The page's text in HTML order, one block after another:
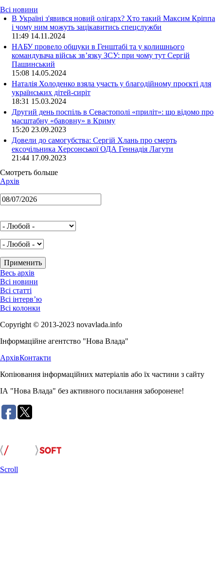
Всі новини
В Україні з'явився новий олігарх? Хто такий Максим Кріппа
і чому ним можуть зацікавитись спецслужби
11:49 14.11.2024
НАБУ провело обшуки в Генштабі та у колишнього
командувача військ зв’язку ЗСУ: при чому тут Сергій
Пашинський
15:08 14.05.2024
Наталія Холоденко взяла участь у благодійному проєкті для
українських дітей-сиріт
18:31 15.03.2024
Другий день поспіль в Севастополі «приліт»: що відомо про
масштабну «бавовну» в Криму
15:20 23.09.2023
Довели до самогубства: Сергій Хлань про смерть
ексочільника Херсонської ОДА Геннадія Лагути
21:44 17.09.2023
Смотреть больше
Архів
Весь архів
Всі новини
Всі статті
Всі інтерв’ю
Всі колонки
Copyright © 2013-2023 novavlada.info
Інформаційне агентство "Нова Влада"
АрхівКонтакти
Копіювання інформаційних матеріалів або їх частини з сайту
ІА "Нова Влада" без активного посилання заборонене!
Scroll